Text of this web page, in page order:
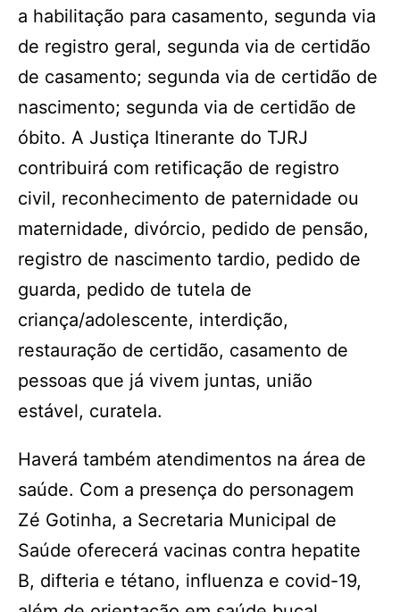
a habilitação para casamento, segunda via
de registro geral, segunda via de certidão
de casamento; segunda via de certidão de
nascimento; segunda via de certidão de
óbito. A Justiça Itinerante do TJRJ
contribuirá com retificação de registro
civil, reconhecimento de paternidade ou
maternidade, divórcio, pedido de pensão,
registro de nascimento tardio, pedido de
guarda, pedido de tutela de
criança/adolescente, interdição,
restauração de certidão, casamento de
pessoas que já vivem juntas, união
estável, curatela.
Haverá também atendimentos na área de
saúde. Com a presença do personagem
Zé Gotinha, a Secretaria Municipal de
Saúde oferecerá vacinas contra hepatite
B, difteria e tétano, influenza e covid-19,